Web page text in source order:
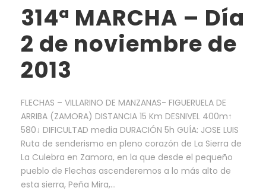
314ª MARCHA – Día
2 de noviembre de
2013
FLECHAS – VILLARINO DE MANZANAS- FIGUERUELA DE
ARRIBA (ZAMORA) DISTANCIA 15 Km DESNIVEL 400m↑
580↓ DIFICULTAD media DURACIÓN 5h GUÍA: JOSE LUIS
Ruta de senderismo en pleno corazón de La Sierra de
La Culebra en Zamora, en la que desde el pequeño
pueblo de Flechas ascenderemos a lo más alto de
esta sierra, Peña Mira,...